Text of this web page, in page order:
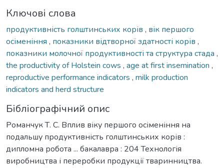
Ключові слова
продуктивність голштинських корів , вік першого
осіменіння , показники відтворної здатності корів ,
показники молочної продуктивності та структура стада ,
the productivity of Holstein cows , age at first insemination ,
reproductive performance indicators , milk production
indicators and herd structure
Бібліографічний опис
Романчук Т. С. Вплив віку першого осіменіння на
подальшу продуктивність голштинських корів :
дипломна робота ... бакалавра : 204 Технологія
виробництва і переробки продукції тваринництва.